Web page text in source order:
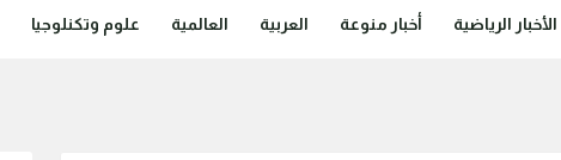
الأخبار الرياضية أخبار منوعة العربية العالمية علوم وتكنلوجيا